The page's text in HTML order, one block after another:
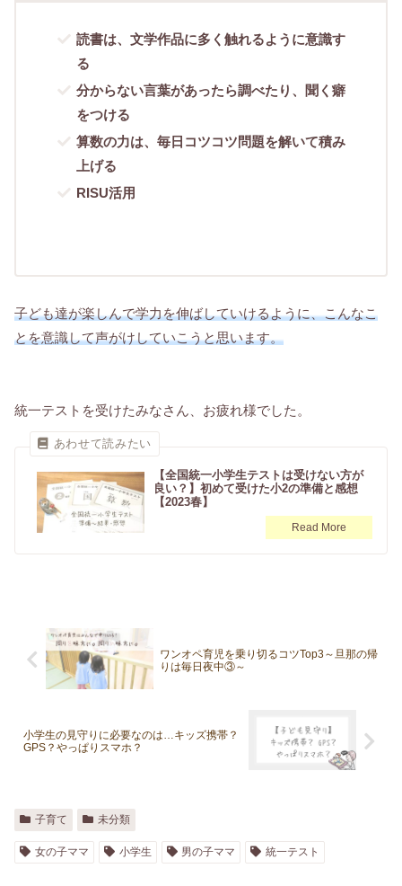
読書は、文学作品に多く触れるように意識す
る
分からない言葉があったら調べたり、聞く癖
をつける
算数の力は、毎日コツコツ問題を解いて積み
上げる
RISU活用
子ども達が楽しんで学力を伸ばしていけるように、こんなこ
とを意識して声がけしていこうと思います。
統一テストを受けたみなさん、お疲れ様でした。
【全国統一小学生テストは受けない方が
良い？】初めて受けた小2の準備と感想
【2023春】
ワンオペ育児を乗り切るコツTop3～旦那の帰
りは毎日夜中③～
小学生の見守りに必要なのは…キッズ携帯？
GPS？やっぱりスマホ？
子育て 未分類
女の子ママ 小学生 男の子ママ 統一テスト